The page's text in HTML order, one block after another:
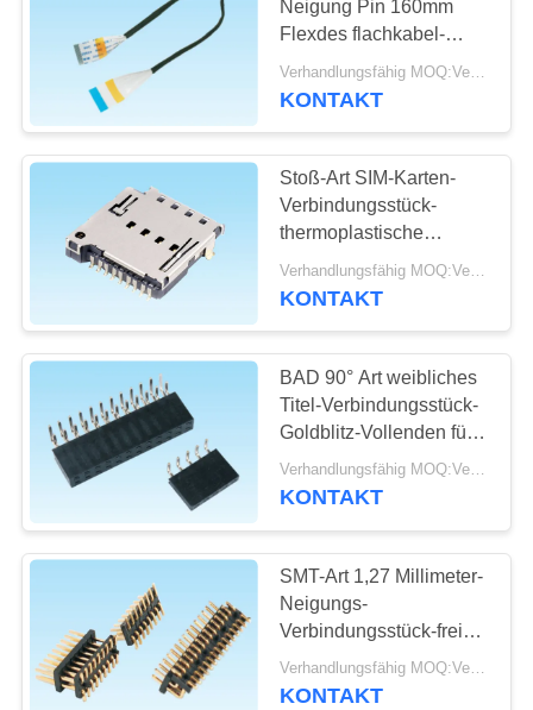
ZITAT
SITEMAP
PRIVACY
POLICY
Oblaten-
Verbindungsstück
Pin-Titel-
Verbindungsstück
weibliches
Titelverbindungsstück
22
Neigung Pin 160mm
Flexdes flachkabel-
0.5mm 1.0mm mit
schwarzem Essigsäure-
KONTAKT
Stoß-Art SIM-Karten-
Verbindungsstück-
thermoplastische
Wohnung Pin 9 in den
Kommunikations-
Verhandlungsfähig MOQ:Verhandelbar
KONTAKT
BAD 90° Art weibliches
Titel-Verbindungsstück-
Goldblitz-Vollenden für
PWB-Brett
Verhandlungsfähig MOQ:Verhandelbar
KONTAKT
SMT-Art 1,27 Millimeter-
Neigungs-
Verbindungsstück-freie
Proben im intelligenten
Verschluss und in der
Verhandlungsfähig MOQ:Verhandelbar
KONTAKT